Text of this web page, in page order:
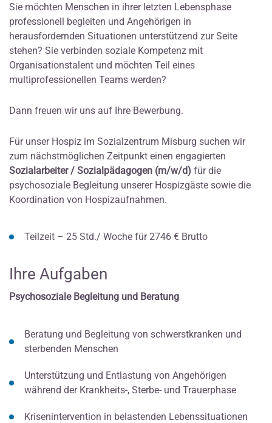
Sie möchten Menschen in ihrer letzten Lebensphase
professionell begleiten und Angehörigen in
herausfordernden Situationen unterstützend zur Seite
stehen? Sie verbinden soziale Kompetenz mit
Organisationstalent und möchten Teil eines
multiprofessionellen Teams werden?
Dann freuen wir uns auf Ihre Bewerbung.
Für unser Hospiz im Sozialzentrum Misburg suchen wir
zum nächstmöglichen Zeitpunkt einen engagierten
Sozialarbeiter / Sozialpädagogen (m/w/d) für die
psychosoziale Begleitung unserer Hospizgäste sowie die
Koordination von Hospizaufnahmen.
Teilzeit – 25 Std./ Woche für 2746 € Brutto
Ihre Aufgaben
Psychosoziale Begleitung und Beratung
Beratung und Begleitung von schwerstkranken und
sterbenden Menschen
Unterstützung und Entlastung von Angehörigen
während der Krankheits-, Sterbe- und Trauerphase
Krisenintervention in belastenden Lebenssituationen